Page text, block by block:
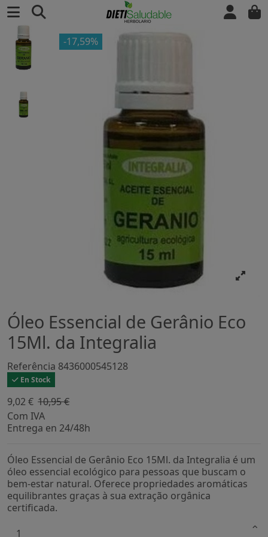
-17,59%
Óleo Essencial de Gerânio Eco
15Ml. da Integralia
Referência 8436000545128
En Stock
9,02 € 10,95 €
Com IVA
Entrega en 24/48h
Óleo Essencial de Gerânio Eco 15Ml. da Integralia é um
óleo essencial ecológico para pessoas que buscam o
bem-estar natural. Oferece propriedades aromáticas
equilibrantes graças à sua extração orgânica
certificada.